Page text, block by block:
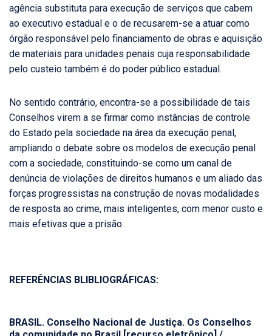
agência substituta para execução de serviços que cabem
ao executivo estadual e o de recusarem-se a atuar como
órgão responsável pelo financiamento de obras e aquisição
de materiais para unidades penais cuja responsabilidade
pelo custeio também é do poder público estadual.
No sentido contrário, encontra-se a possibilidade de tais
Conselhos virem a se firmar como instâncias de controle
do Estado pela sociedade na área da execução penal,
ampliando o debate sobre os modelos de execução penal
com a sociedade, constituindo-se como um canal de
denúncia de violações de direitos humanos e um aliado das
forças progressistas na construção de novas modalidades
de resposta ao crime, mais inteligentes, com menor custo e
mais efetivas que a prisão.
REFERÊNCIAS BLIBLIOGRÁFICAS:
BRASIL. Conselho Nacional de Justiça. Os Conselhos